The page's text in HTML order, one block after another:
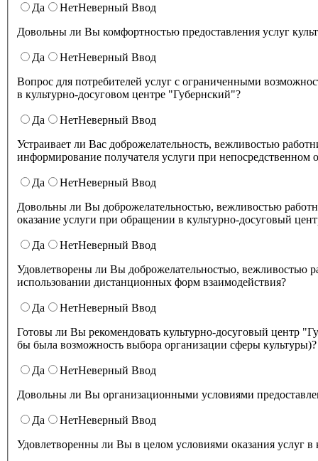
Да НетНеверный Ввод
Довольны ли Вы комфортностью предоставления услуг
Да НетНеверный Ввод
Вопрос для потребителей услуг с ограниченными
в культурно-досуговом центре "Губернский"?
Да НетНеверный Ввод
Устраивает ли Вас доброжелательность, вежливостью работников организации культуры, обеспечивающих первичный контакт и
информирование получателя услуги при
Да НетНеверный Ввод
Довольны ли Вы доброжелательностью, вежливостью
оказание услуги при обращении в культурно-досуговый
Да НетНеверный Ввод
Удовлетворены ли Вы доброжелательностью, вежливостью работников культурно-досугового центра "Губернский" при
использовании дистанционных форм взаимодействия?
Да НетНеверный Ввод
Готовы ли Вы рекомендовать культурно-досуговый центр "Губернский" родственникам и знакомым (могли бы
бы была возможность выбора организации сферы культуры)?
Да НетНеверный Ввод
Довольны ли Вы организационными условиями
Да НетНеверный Ввод
Удовлетворенны ли Вы в целом условиями